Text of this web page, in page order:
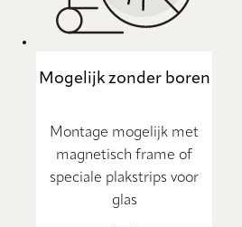
Mogelijk zonder boren
Montage mogelijk met
magnetisch frame of
speciale plakstrips voor
glas